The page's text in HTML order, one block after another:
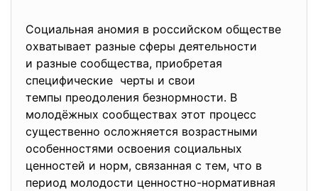
Социальная аномия в российском обществе
охватывает разные сферы деятельности
и разные сообщества, приобретая
специфические черты и свои
темпы преодоления безнормности. В
молодёжных сообществах этот процесс
существенно осложняется возрастными
особенностями освоения социальных
ценностей и норм, связанная с тем, что в
период молодости ценностно-нормативная